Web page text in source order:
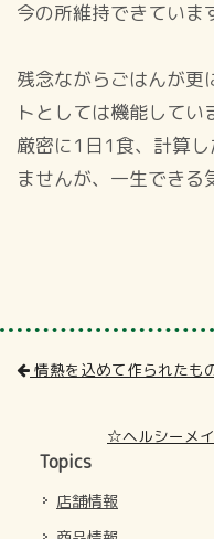
今の所維持できていま
残念ながらごはんが更
トとしては機能して
厳密に1日1食、計算
ませんが、一生でき
情熱を込めて作られたも
☆ヘルシーメ
Topics
店舗情報